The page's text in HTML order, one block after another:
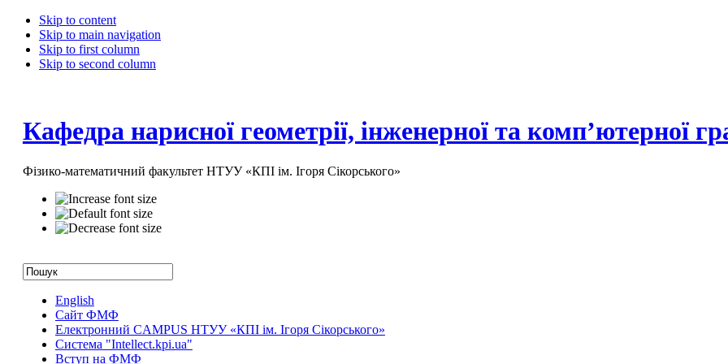
Skip to content
Skip to main navigation
Skip to first column
Skip to second column
Кафедра нарисної геометрії, інженерної та комп’ютерної
Фізико-математичний факультет НТУУ «КПІ ім. Ігоря Сікорського»
English
Сайт ФМФ
Електронний CAMPUS НТУУ «КПІ ім. Ігоря Сікорського»
Система "Intellect.kpi.ua"
Вступ на ФМФ